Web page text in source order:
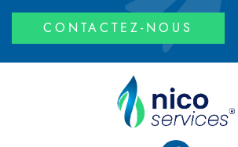
CONTACTEZ-NOUS